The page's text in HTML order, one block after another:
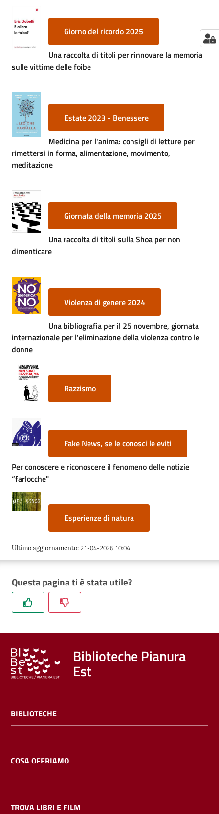
Giorno del ricordo 2025
Una raccolta di titoli per rinnovare la memoria
sulle vittime delle foibe
Estate 2023 - Benessere
Medicina per l'anima: consigli di letture per
rimettersi in forma, alimentazione, movimento,
meditazione
Giornata della memoria 2025
Una raccolta di titoli sulla Shoa per non
dimenticare
Violenza di genere 2024
Una bibliografia per il 25 novembre, giornata
internazionale per l'eliminazione della violenza contro le
donne
Razzismo
Fake News, se le conosci le eviti
Per conoscere e riconoscere il fenomeno delle notizie
“farlocche"
Esperienze di natura
Ultimo aggiornamento: 21-04-2026 10:04
Questa pagina ti è stata utile?
Biblioteche Pianura
Est
BIBLIOTECHE
COSA OFFRIAMO
TROVA LIBRI E FILM